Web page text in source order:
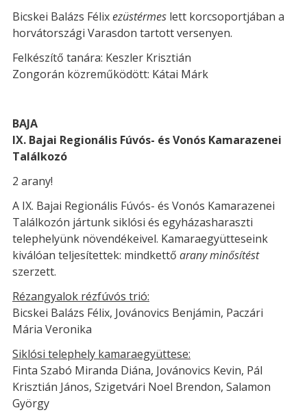
Bicskei Balázs Félixezüstérmes lett korcsoportjában a
horvátországi Varasdon tartott versenyen.
Felkészítő tanára: Keszler Krisztián
Zongorán közreműködött: Kátai Márk
BAJA
IX. Bajai Regionális Fúvós- és Vonós Kamarazenei
Találkozó
2 arany!
A IX. Bajai Regionális Fúvós- és Vonós Kamarazenei
Találkozón jártunk siklósi és egyházasharaszti
telephelyünk növendékeivel. Kamaraegyütteseink
kiválóan teljesítettek: mindkettő arany minősítést
szerzett.
Rézangyalok rézfúvós trió:
Bicskei Balázs Félix, Jovánovics Benjámin, Paczári
Mária Veronika
Siklósi telephely kamaraegyüttese:
Finta Szabó Miranda Diána, Jovánovics Kevin, Pál
Krisztián János, Szigetvári Noel Brendon, Salamon
György